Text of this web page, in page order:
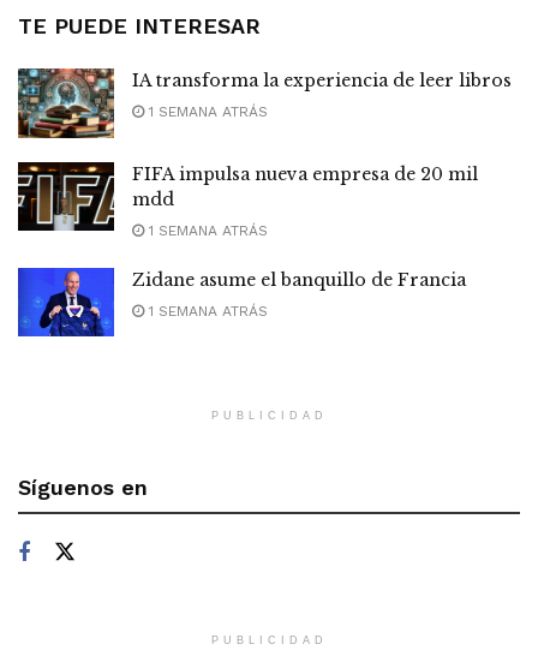
TE PUEDE INTERESAR
IA transforma la experiencia de leer libros
1 SEMANA ATRÁS
FIFA impulsa nueva empresa de 20 mil
mdd
1 SEMANA ATRÁS
Zidane asume el banquillo de Francia
1 SEMANA ATRÁS
PUBLICIDAD
Síguenos en
PUBLICIDAD